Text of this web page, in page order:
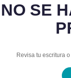
NO SE
Revisa tu escritura